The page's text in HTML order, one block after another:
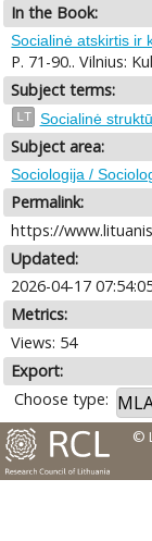
In the Book:
Socialinė atskirtis ir
P. 71-90.. Vilnius:
Subject terms:
LT Socialinė
Subject area:
Sociologija /
Permalink:
https://
Updated:
2026-04-17
Metrics:
Views: 54
Export:
Choose type:
©